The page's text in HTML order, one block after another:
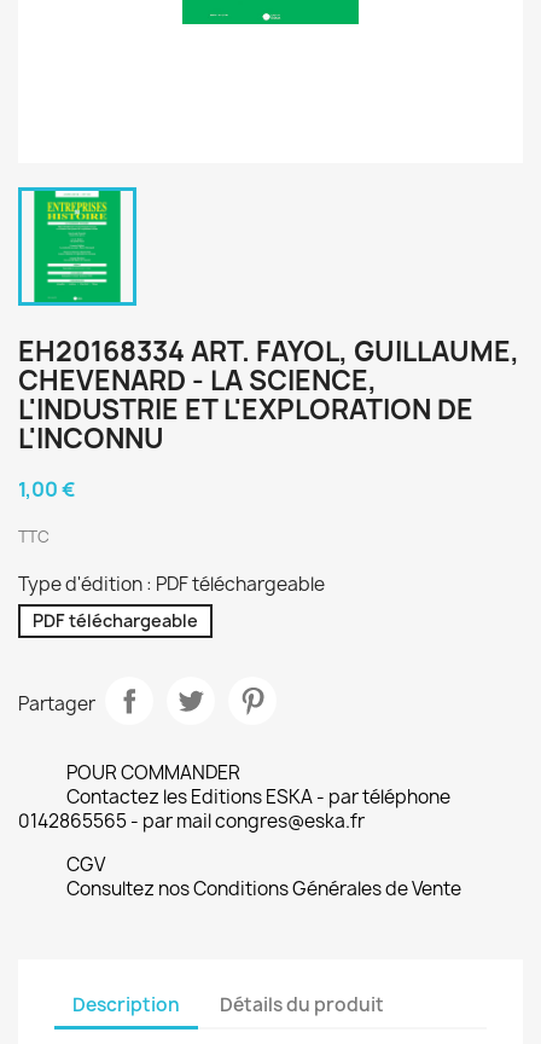
EH20168334 ART. FAYOL, GUILLAUME,
CHEVENARD - LA SCIENCE,
L'INDUSTRIE ET L'EXPLORATION DE
L'INCONNU
1,00 €
TTC
Type d'édition : PDF téléchargeable
PDF téléchargeable
Partager
POUR COMMANDER
Contactez les Editions ESKA - par téléphone
0142865565 - par mail congres@eska.fr
CGV
Consultez nos Conditions Générales de Vente
Description Détails du produit